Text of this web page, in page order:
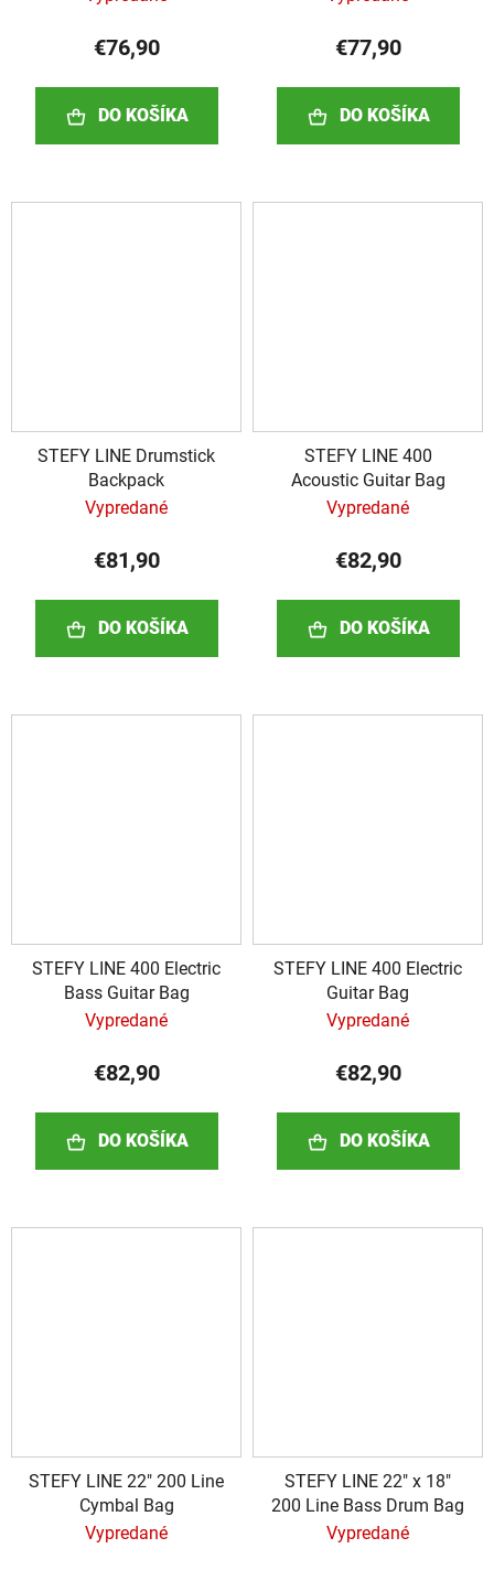
€76,90
DO KOŠÍKA
€77,90
DO KOŠÍKA
STEFY LINE Drumstick
Backpack
Vypredané
€81,90
DO KOŠÍKA
STEFY LINE 400
Acoustic Guitar Bag
Vypredané
€82,90
DO KOŠÍKA
STEFY LINE 400 Electric
Bass Guitar Bag
Vypredané
€82,90
DO KOŠÍKA
STEFY LINE 400 Electric
Guitar Bag
Vypredané
€82,90
DO KOŠÍKA
STEFY LINE 22" 200 Line
Cymbal Bag
Vypredané
STEFY LINE 22" x 18"
200 Line Bass Drum Bag
Vypredané